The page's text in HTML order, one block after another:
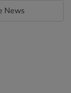
News